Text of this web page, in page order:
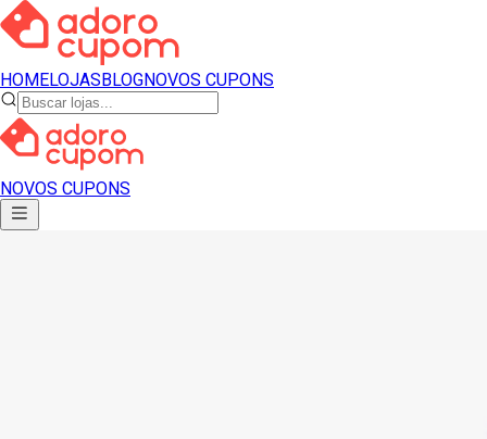
HOMELOJASBLOGNOVOS CUPONS
NOVOS CUPONS